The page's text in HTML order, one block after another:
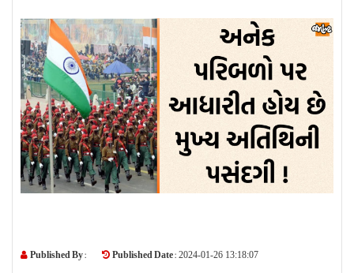
Published By : Published Date : 2024-01-26 13:18:07